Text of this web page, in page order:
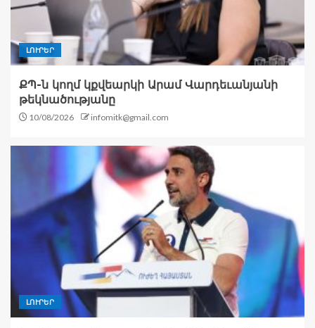
ԼՈՒՐԵՐ
ՔՊ-ն կողմ կքվեարկի Արամ Վարդեւանյանի
թեկնածությանը
10/08/2026 infomitk@gmail.com
ԼՈՒՐԵՐ